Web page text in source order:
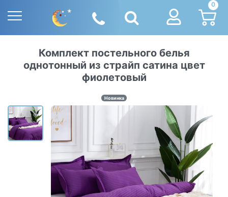
0
Комплект постельного белья
однотонный из страйп сатина цвет
фиолетовый
Новинка